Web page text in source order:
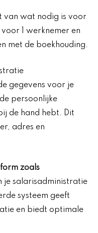
van wat nodig is voor
1 werknemer en
met de boekhouding.
gegevens voor je
persoonlijke
de hand hebt. Dit
adres en
zoals
je salarisadministratie
systeem geeft
en biedt optimale